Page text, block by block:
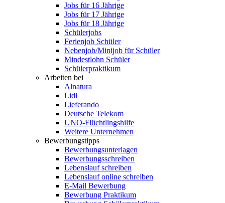
Jobs für 16 Jährige
Jobs für 17 Jährige
Jobs für 18 Jährige
Schülerjobs
Ferienjob Schüler
Nebenjob/Minijob für Schüler
Mindestlohn Schüler
Schülerpraktikum
Arbeiten bei
Alnatura
Lidl
Lieferando
Deutsche Telekom
UNO-Flüchtlingshilfe
Weitere Unternehmen
Bewerbungstipps
Bewerbungsunterlagen
Bewerbungsschreiben
Lebenslauf schreiben
Lebenslauf online schreiben
E-Mail Bewerbung
Bewerbung Praktikum